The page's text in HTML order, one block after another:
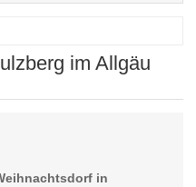
im Allgäu
in